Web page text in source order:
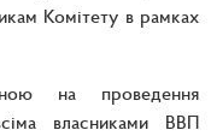
Комітету в рамках
на проведення
власниками ВВП